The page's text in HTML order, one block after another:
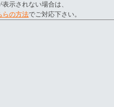
示されない場合は、
らの方法でご対応下さい。